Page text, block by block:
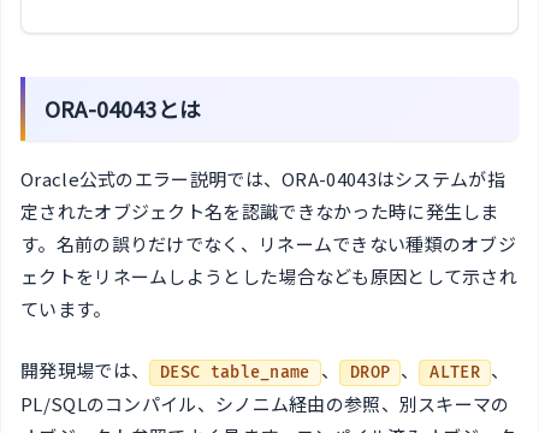
ORA-04043とは
Oracle公式のエラー説明では、ORA-04043はシステムが指
定されたオブジェクト名を認識できなかった時に発生しま
す。名前の誤りだけでなく、リネームできない種類のオブジ
ェクトをリネームしようとした場合なども原因として示され
ています。
開発現場では、 DESC table_name 、 DROP 、 ALTER 、
PL/SQLのコンパイル、シノニム経由の参照、別スキーマの